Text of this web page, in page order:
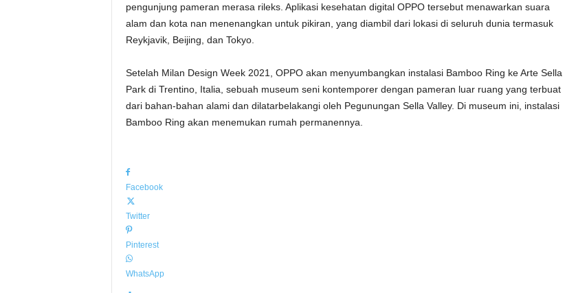
pengunjung pameran merasa rileks. Aplikasi kesehatan digital OPPO tersebut menawarkan suara
alam dan kota nan menenangkan untuk pikiran, yang diambil dari lokasi di seluruh dunia termasuk
Reykjavik, Beijing, dan Tokyo.
Setelah Milan Design Week 2021, OPPO akan menyumbangkan instalasi Bamboo Ring ke Arte Sella
Park di Trentino, Italia, sebuah museum seni kontemporer dengan pameran luar ruang yang terbuat
dari bahan-bahan alami dan dilatarbelakangi oleh Pegunungan Sella Valley. Di museum ini, instalasi
Bamboo Ring akan menemukan rumah permanennya.
Facebook
Twitter
Pinterest
WhatsApp